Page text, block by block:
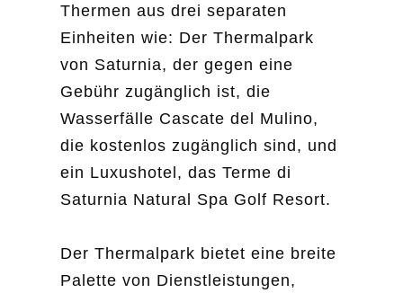
Thermen aus drei separaten
Einheiten wie: Der Thermalpark
von Saturnia, der gegen eine
Gebühr zugänglich ist, die
Wasserfälle Cascate del Mulino,
die kostenlos zugänglich sind, und
ein Luxushotel, das Terme di
Saturnia Natural Spa Golf Resort.
Der Thermalpark bietet eine breite
Palette von Dienstleistungen,